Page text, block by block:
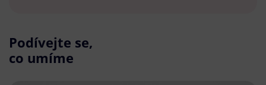
Podívejte se,
co umíme